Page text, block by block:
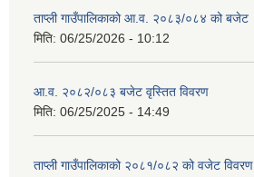
ताप्ली गाउँपालिकाको आ.व. २०८३/०८४ को बजेट
मिति: 06/25/2026 - 10:12
आ.व. २०८२/०८३ बजेट वृस्तित विवरण
मिति: 06/25/2025 - 14:49
ताप्ली गाउँपालिकाको २०८१/०८२ को वजेट विवरण